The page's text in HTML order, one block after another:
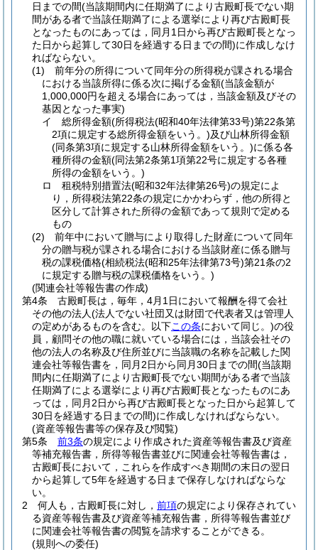
日までの間(当該期間内に任期満了により古殿町長でない期
間がある者で当該任期満了による選挙により再び古殿町長
となったものにあっては，同月1日から再び古殿町長となっ
た日から起算して30日を経過する日までの間)に作成しなけ
ればならない。
(1)
前年分の所得について同年分の所得税が課される場合
における当該所得に係る次に掲げる金額(当該金額が
1,000,000円を超える場合にあっては，当該金額及びその
基因となった事実)
イ
総所得金額(所得税法(昭和40年法律第33号)第22条第
2項に規定する総所得金額をいう。)及び山林所得金額
(同条第3項に規定する山林所得金額をいう。)に係る各
種所得の金額(同法第2条第1項第22号に規定する各種
所得の金額をいう。)
ロ
租税特別措置法(昭和32年法律第26号)の規定によ
り，所得税法第22条の規定にかかわらず，他の所得と
区分して計算された所得の金額であって規則で定める
もの
(2)
前年中において贈与により取得した財産について同年
分の贈与税が課される場合における当該財産に係る贈与
税の課税価格(相続税法(昭和25年法律第73号)第21条の2
に規定する贈与税の課税価格をいう。)
(関連会社等報告書の作成)
第4条
古殿町長は，毎年，4月1日において報酬を得て会社
その他の法人(法人でない社団又は財団で代表者又は管理人
の定めがあるものを含む。以下この条において同じ。)の役
員，顧問その他の職に就いている場合には，当該会社その
他の法人の名称及び住所並びに当該職の名称を記載した関
連会社等報告書を，同月2日から同月30日までの間(当該期
間内に任期満了により古殿町長でない期間がある者で当該
任期満了による選挙により再び古殿町長となったものにあ
っては，同月2日から再び古殿町長となった日から起算して
30日を経過する日までの間)に作成しなければならない。
(資産等報告書等の保存及び閲覧)
第5条
前3条の規定により作成された資産等報告書及び資産
等補充報告書，所得等報告書並びに関連会社等報告書は，
古殿町長において，これらを作成すべき期間の末日の翌日
から起算して5年を経過する日まで保存しなければならな
い。
2
何人も，古殿町長に対し， 前項の規定により保存されてい
る資産等報告書及び資産等補充報告書，所得等報告書並び
に関連会社等報告書の閲覧を請求することができる。
(規則への委任)